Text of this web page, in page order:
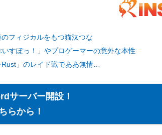
のフィジカルをもつ猫汰つな
すぽっ！」やプロゲーマーの意外な本性
」のレイド戦でああ無情…
サーバー開設！
らから！